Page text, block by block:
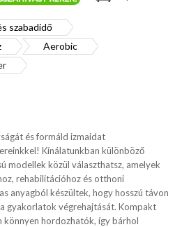
szabadidő
Aerobic
és formáld izmaidat
Kínálatunkban különböző
modellek közül választhatsz, amelyek
rehabilitációhoz és otthoni
anyagból készültek, hogy hosszú távon
gyakorlatok végrehajtását. Kompakt
könnyen hordozhatók, így bárhol